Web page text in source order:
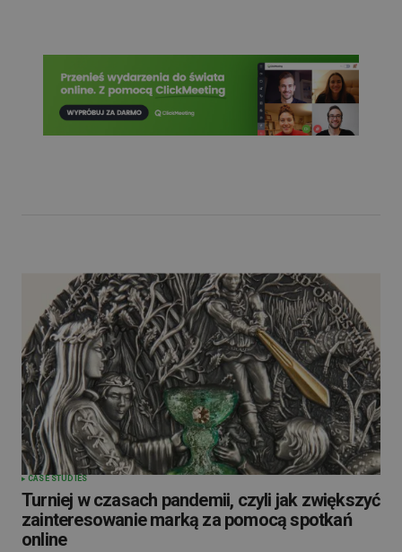
CASE STUDIES
Turniej w czasach pandemii, czyli jak zwiększyć
zainteresowanie marką za pomocą spotkań
online